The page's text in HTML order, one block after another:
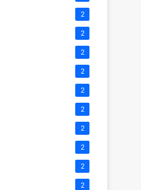
2
2
2
2
2
2
2
2
2
2